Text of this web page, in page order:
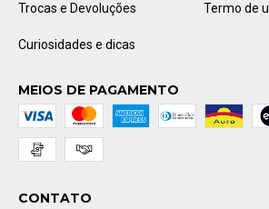
Trocas e Devoluções Termo de
Curiosidades e dicas
MEIOS DE PAGAMENTO
CONTATO